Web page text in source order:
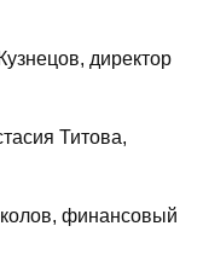
директор
Титова,
финансовый